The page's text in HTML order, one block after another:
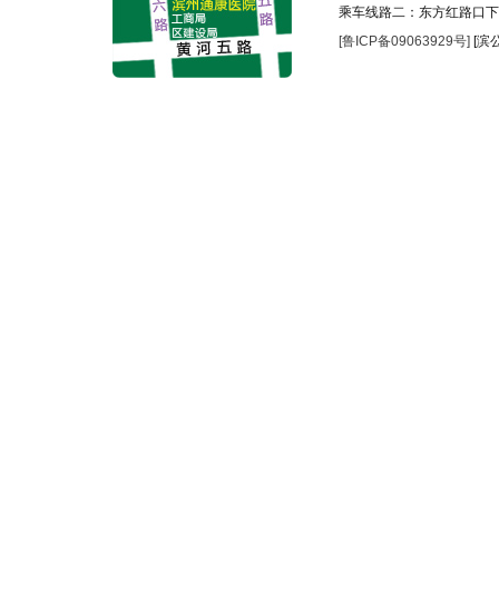
乘车线路二：东方红路口
[鲁ICP备09063929号] [滨